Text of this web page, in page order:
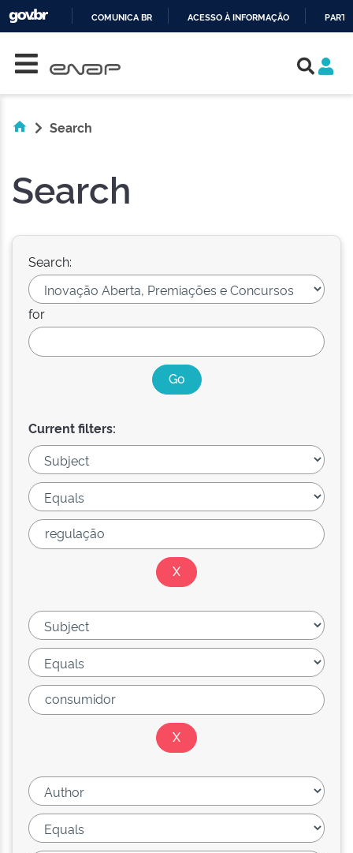
COMUNICA BR ACESSO À INFORMAÇÃO
Search
Search
Search:
for
Current filters: